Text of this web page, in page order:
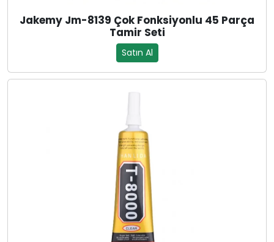
Jakemy Jm-8139 Çok Fonksiyonlu 45 Parça
Tamir Seti
Satın Al